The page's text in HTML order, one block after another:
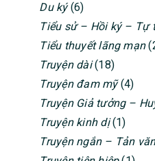
Du ký(6)
Tiểu sử – Hồi ký – Tự
Tiểu thuyết lãng mạn
Truyện dài(18)
Truyện đam mỹ(4)
Truyện Giả tưởng –
Truyện kinh dị(1)
Truyện ngắn – Tản